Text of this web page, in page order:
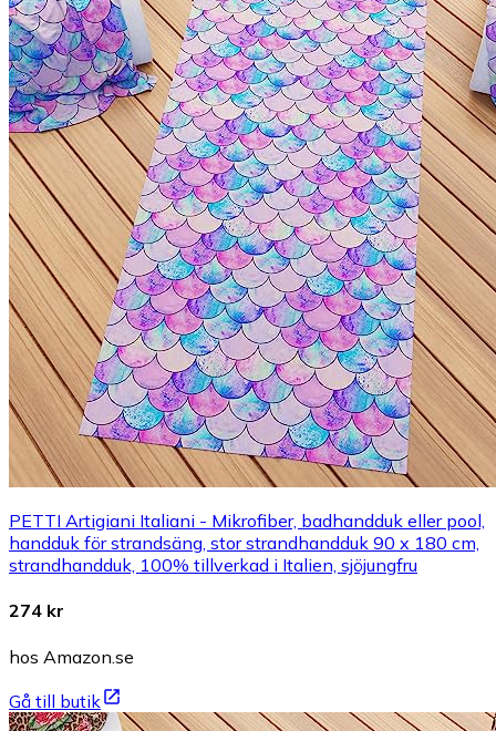
PETTI Artigiani Italiani - Mikrofiber, badhandduk eller pool,
handduk för strandsäng, stor strandhandduk 90 x 180 cm,
strandhandduk, 100% tillverkad i Italien, sjöjungfru
274 kr
hos Amazon.se
Gå till butik